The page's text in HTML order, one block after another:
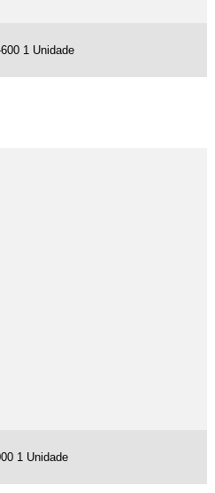
1 Unidade
1 Unidade